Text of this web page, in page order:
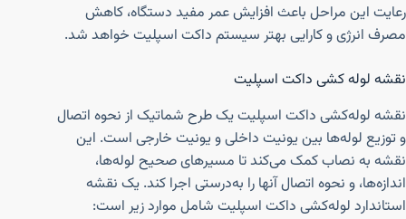
رعایت این مراحل باعث افزایش عمر مفید دستگاه، کاهش
مصرف انرژی و کارایی بهتر سیستم داکت اسپلیت خواهد شد.
نقشه لوله کشی داکت اسپلیت
نقشه لوله‌کشی داکت اسپلیت یک طرح شماتیک از نحوه اتصال
و توزیع لوله‌ها بین یونیت داخلی و یونیت خارجی است. این
نقشه به نصاب کمک می‌کند تا مسیرهای صحیح لوله‌ها،
اندازه‌ها، و نحوه اتصال آنها را به‌درستی اجرا کند. یک نقشه
استاندارد لوله‌کشی داکت اسپلیت شامل موارد زیر است: